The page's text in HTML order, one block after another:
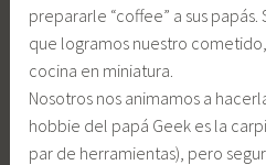
prepararle “coffee” a sus
que logramos nuestro
cocina en miniatura.
Nosotros nos animamos a
hobbie del papá Geek es la
par de herramientas), pero